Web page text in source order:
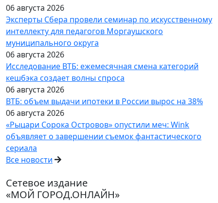
06 августа 2026
Эксперты Сбера провели семинар по искусственному
интеллекту для педагогов Моргаушского
муниципального округа
06 августа 2026
Исследование ВТБ: ежемесячная смена категорий
кешбэка создает волны спроса
06 августа 2026
ВТБ: объем выдачи ипотеки в России вырос на 38%
06 августа 2026
«Рыцари Сорока Островов» опустили меч: Wink
объявляет о завершении съемок фантастического
сериала
Все новости
Сетевое издание
«МОЙ ГОРОД.ОНЛАЙН»